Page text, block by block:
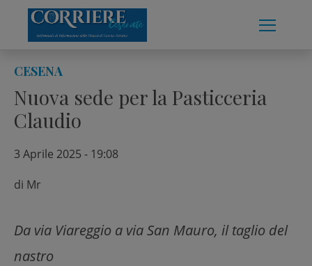
content
CESENA
Nuova sede per la Pasticceria
Claudio
3 Aprile 2025 - 19:08
di Mr
Da via Viareggio a via San Mauro, il taglio del
nastro